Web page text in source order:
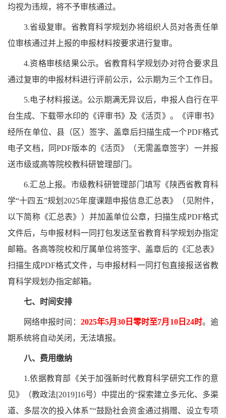
均视为违规，将不予审核通过。
3.省级复审。省教育科学规划办将组织人员对各责任单
位审核通过并上报的申报材料按要求进行复审。
4.资格审核结果公示。省教育科学规划办对符合要求且
通过复审的申报材料进行评前公示，公示期为三个工作日。
5.电子材料报送。公示期满无异议后，申报人自行在平
台生成、下载带水印的《评审书》及《活页》。《评审书》
经所在单位、县（区）签字、盖章后扫描生成一个PDF格式
电子文档，同PDF版本的《活页》（无需盖章签字）一并报
送市级或高等院校教科研管理部门。
6.汇总上报。市级教科研管理部门填写《陕西省教育科
学“十四五”规划2025年度课题申报信息汇总表》（见附件，
以下简称《汇总表》）并加盖单位公章，扫描生成PDF格式
文件后，与申报材料一同打包发送至省教育科学规划办指定
邮箱。各高等院校和厅属单位将签字、盖章后的《汇总表》
扫描生成PDF格式文件，与申报材料一同打包直接报送省教
育科学规划办指定邮箱。
七、时间安排
网络申报时间： 2025年5月30日零时至7月10日24时。逾
期系统将自动关闭，无法填报。
八、费用缴纳
1.依据教育部《关于加强新时代教育科学研究工作的意
见》（教政法[2019]16号）中提出的“探索建立多元化、多渠
道、多层次的投入体系”“鼓励社会资金通过捐赠、设立专项